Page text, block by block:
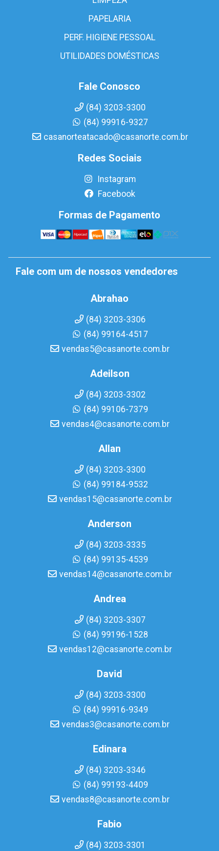
PAPELARIA
PERF. HIGIENE PESSOAL
UTILIDADES DOMÉSTICAS
Fale Conosco
(84) 3203-3300
(84) 99916-9327
casanorteatacado@casanorte.com.br
Redes Sociais
Instagram
Facebook
Formas de Pagamento
Fale com um de nossos vendedores
Abrahao
(84) 3203-3306
(84) 99164-4517
vendas5@casanorte.com.br
Adeilson
(84) 3203-3302
(84) 99106-7379
vendas4@casanorte.com.br
Allan
(84) 3203-3300
(84) 99184-9532
vendas15@casanorte.com.br
Anderson
(84) 3203-3335
(84) 99135-4539
vendas14@casanorte.com.br
Andrea
(84) 3203-3307
(84) 99196-1528
vendas12@casanorte.com.br
David
(84) 3203-3300
(84) 99916-9349
vendas3@casanorte.com.br
Edinara
(84) 3203-3346
(84) 99193-4409
vendas8@casanorte.com.br
Fabio
(84) 3203-3301